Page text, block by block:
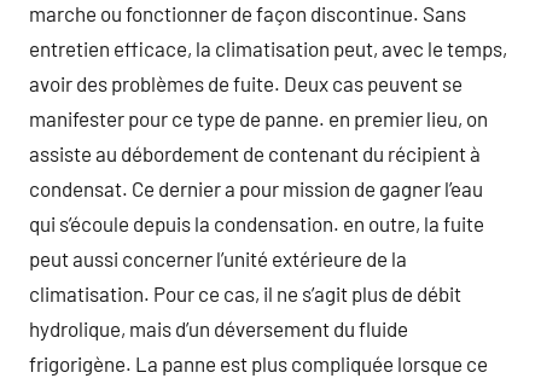
marche ou fonctionner de façon discontinue. Sans
entretien efficace, la climatisation peut, avec le temps,
avoir des problèmes de fuite. Deux cas peuvent se
manifester pour ce type de panne. en premier lieu, on
assiste au débordement de contenant du récipient à
condensat. Ce dernier a pour mission de gagner l’eau
qui s’écoule depuis la condensation. en outre, la fuite
peut aussi concerner l’unité extérieure de la
climatisation. Pour ce cas, il ne s’agit plus de débit
hydrolique, mais d’un déversement du fluide
frigorigène. La panne est plus compliquée lorsque ce